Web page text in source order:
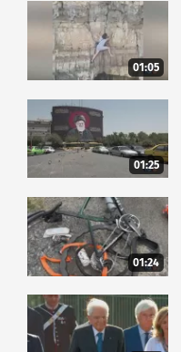
01:05
01:25
01:24